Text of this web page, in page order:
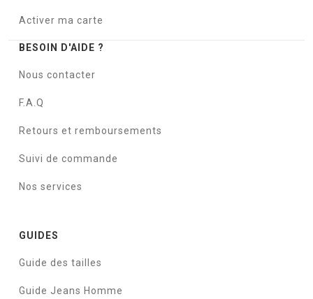
Activer ma carte
BESOIN D'AIDE ?
Nous contacter
F.A.Q
Retours et remboursements
Suivi de commande
Nos services
GUIDES
Guide des tailles
Guide Jeans Homme